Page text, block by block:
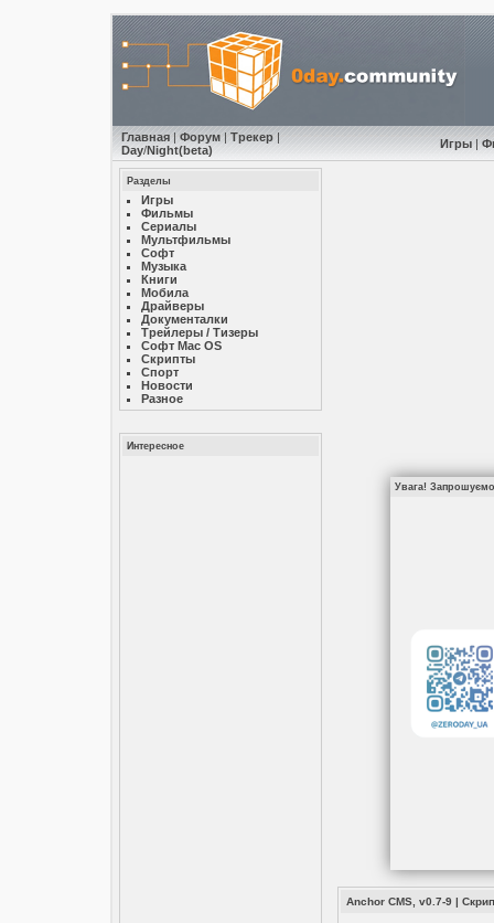
Главная| Форум| Трекер|
Day/Night(beta) Игры|
Разделы
Игры
Фильмы
Сериалы
Мультфильмы
Софт
Музыкa
Книги
Мобила
Драйверы
Документалки
Трейлеры / Тизеры
Софт Mac OS
Скрипты
Спорт
Новости
Разное
Интересное
Увага! Запрошуємо
Anchor CMS, v0.7-9 |